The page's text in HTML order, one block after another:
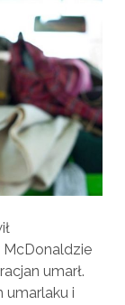
umarł.
umarlaku i